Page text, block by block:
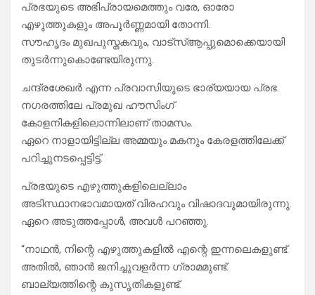
പ്രഭയുടെ അഭിപ്രായമെത്തും വരേ, ഓരോ
എഴുത്തുകളും അപൂർണ്ണമായി തോന്നി.
സൗഹൃദം മുഖപുസ്തകവും, വാട്സ്ആപ്പുമൊക്കെയായി
തുടർന്നുകൊണ്ടേയിരുന്നു.
ചന്ദ്രശേഖർ എന്ന പ്രവാസിയുടെ ഭാര്യയായ പ്രഭ.
നഗരത്തിലേ പ്രമുഖ ഹൗസിംഗ്
കോളനികളിലൊന്നിലാണ് താമസം.
ഏറെ നാളായിട്ടില്ല അമ്മയും മകനും കേരളത്തിലേക്ക്
പറിച്ചുനടപ്പെട്ടിട്ട്.
പ്രഭയുടെ എഴുത്തുകളിലെല്ലാം
അടിസ്ഥാനഭാവമായത് വിരഹവും വിഷാദവുമായിരുന്നു.
ഏറെ അടുത്തപ്പോൾ, അവൾ പറഞ്ഞു.
“നാഥൻ, നിന്റെ എഴുത്തുകളിൽ എന്റെ ഇന്നലെകളുണ്ട്.
അതിൽ, ഞാൻ ജനിച്ചുവളർന്ന ഗ്രാമമുണ്ട്.
ബാല്യത്തിന്റെ കുസൃതികളുണ്ട്.